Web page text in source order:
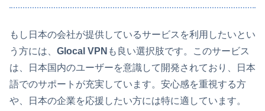
もし日本の会社が提供しているサービスを利用したいとい
う方には、 Glocal VPN も良い選択肢です。このサービス
は、日本国内のユーザーを意識して開発されており、日本
語でのサポートが充実しています。安心感を重視する方
や、日本の企業を応援したい方には特に適しています。